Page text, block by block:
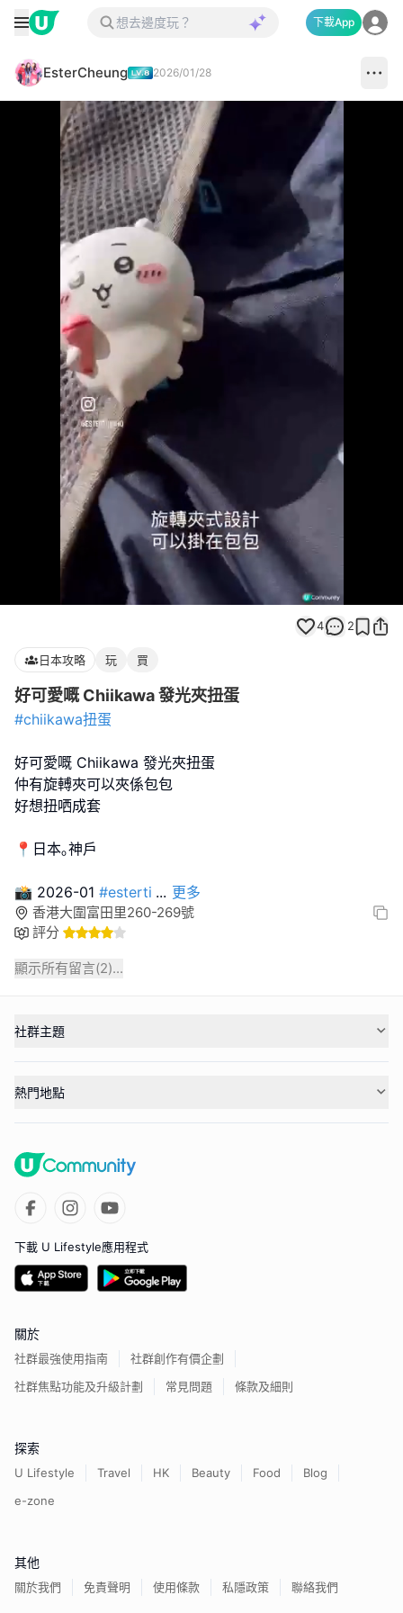
下載App
EsterCheung 2026/01/28
100.00%
4 2
日本攻略 玩 買
好可愛嘅 Chiikawa 發光夾扭蛋
#chiikawa扭蛋
好可愛嘅 Chiikawa 發光夾扭蛋
仲有旋𨍭夾可以夾係包包
好想扭哂成套
📍日本｡神戶
📸 2026-01 #esterti ... 更多
香港大圍富田里260-269號
評分
顯示所有留言(2)...
社群主題
熱門地點
下載 U Lifestyle應用程式
關於
社群最強使用指南
社群創作有價企劃
社群焦點功能及升級計劃
常見問題 條款及細則
探索
U Lifestyle Travel HK Beauty Food
Blog
e-zone
其他
關於我們 免責聲明 使用條款 私隱政策 聯絡我們